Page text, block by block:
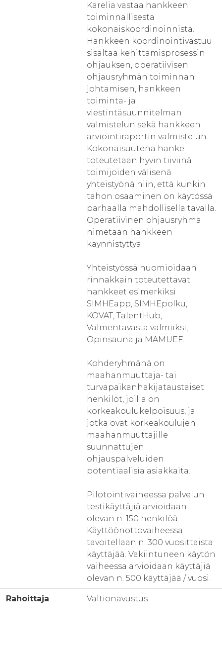
Karelia vastaa hankkeen
toiminnallisesta
kokonaiskoordinoinnista.
Hankkeen koordinointivastuu
sisältää kehittämisprosessin
ohjauksen, operatiivisen
ohjausryhmän toiminnan
johtamisen, hankkeen
toiminta- ja
viestintäsuunnitelman
valmistelun sekä hankkeen
arviointiraportin valmistelun.
Kokonaisuutena hanke
toteutetaan hyvin tiiviinä
toimijoiden välisenä
yhteistyönä niin, että kunkin
tahon osaaminen on käytössä
parhaalla mahdollisella tavalla.
Operatiivinen ohjausryhmä
nimetään hankkeen
käynnistyttyä.
Yhteistyössä huomioidaan
rinnakkain toteutettavat
hankkeet esimerkiksi
SIMHEapp, SIMHEpolku,
KOVAT, TalentHub,
Valmentavasta valmiiksi,
Opinsauna ja MAMUEF.
Kohderyhmänä on
maahanmuuttaja- tai
turvapaikanhakijataustaiset
henkilöt, joilla on
korkeakoulukelpoisuus, ja
jotka ovat korkeakoulujen
maahanmuuttajille
suunnattujen
ohjauspalveluiden
potentiaalisia asiakkaita.
Pilotointivaiheessa palvelun
testikäyttäjiä arvioidaan
olevan n. 150 henkilöä.
Käyttöönottovaiheessa
tavoitellaan n. 300 vuosittaista
käyttäjää. Vakiintuneen käytön
vaiheessa arvioidaan käyttäjiä
olevan n. 500 käyttäjää / vuosi.
Rahoittaja Valtionavustus